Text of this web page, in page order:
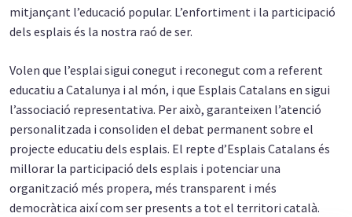
mitjançant l’educació popular. L’enfortiment i la participació
dels esplais és la nostra raó de ser.
Volen que l’esplai sigui conegut i reconegut com a referent
educatiu a Catalunya i al món, i que Esplais Catalans en sigui
l’associació representativa. Per això, garanteixen l’atenció
personalitzada i consoliden el debat permanent sobre el
projecte educatiu dels esplais. El repte d’Esplais Catalans és
millorar la participació dels esplais i potenciar una
organització més propera, més transparent i més
democràtica així com ser presents a tot el territori català.